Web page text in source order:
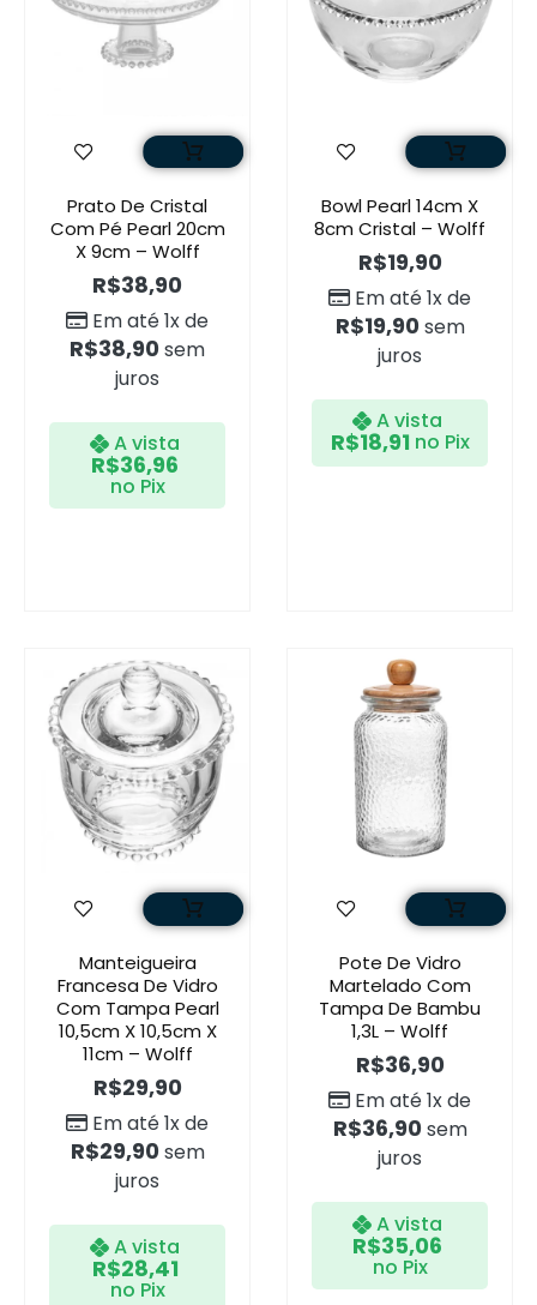
Prato De Cristal
Com Pé Pearl 20cm
X 9cm – Wolff
R$38,90
Em até 1x de
R$38,90 sem
juros
A vista
R$36,96
no Pix
Bowl Pearl 14cm X
8cm Cristal – Wolff
R$19,90
Em até 1x de
R$19,90 sem
juros
A vista
R$18,91 no Pix
Manteigueira
Francesa De Vidro
Com Tampa Pearl
10,5cm X 10,5cm X
11cm – Wolff
R$29,90
Em até 1x de
R$29,90 sem
juros
A vista
R$28,41
no Pix
Pote De Vidro
Martelado Com
Tampa De Bambu
1,3L – Wolff
R$36,90
Em até 1x de
R$36,90 sem
juros
A vista
R$35,06
no Pix